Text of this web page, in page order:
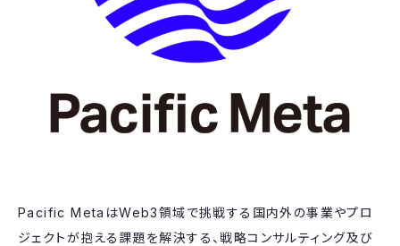
Pacific MetaはWeb3領域で挑戦する国内外の事業やプロ
ジェクトが抱える課題を解決する、戦略コンサルティング及び